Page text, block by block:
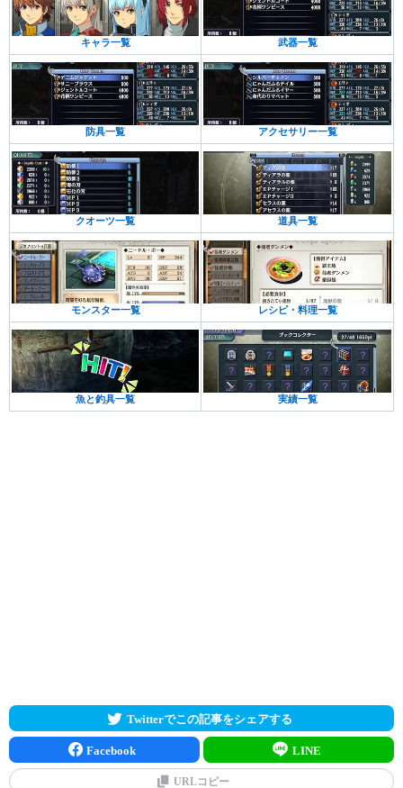
キャラ一覧 武器一覧
防具一覧 アクセサリー一覧
クオーツ一覧 道具一覧
モンスター一覧 レシピ・料理一覧
魚と釣具一覧 実績一覧
Twitterでこの記事をシェアする
Facebook LINE
URLコピー